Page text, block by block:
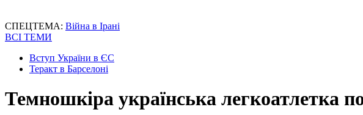
СПЕЦТЕМА: Війна в Ірані
ВСІ ТЕМИ
Вступ України в ЄС
Теракт в Барселоні
Темношкіра українська легкоатлетка